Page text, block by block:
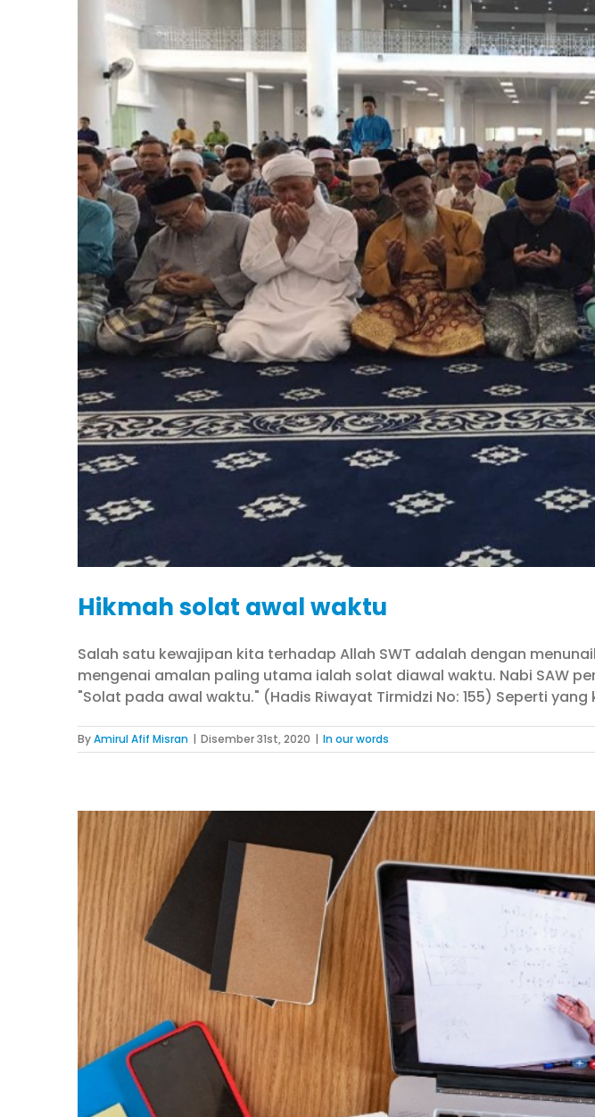
Hikmah solat awal waktu
Salah satu kewajipan kita terhadap Allah SWT adalah dengan
mengenai amalan paling utama ialah solat diawal waktu. Nabi SAW
"Solat pada awal waktu." (Hadis Riwayat Tirmidzi No: 155) Seperti yang
ByAmirul Afif Misran | Disember 31st, 2020 | In our words